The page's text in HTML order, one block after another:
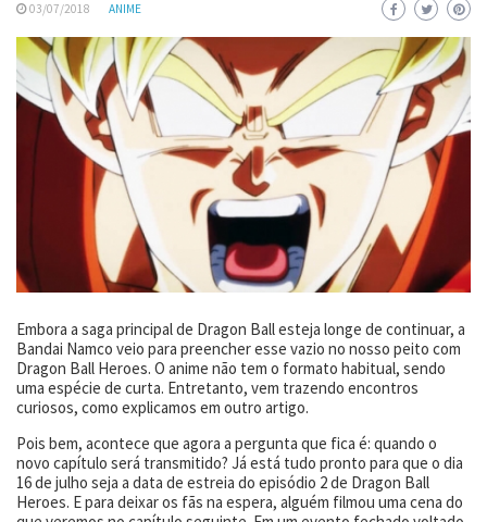
03/07/2018 ANIME
Embora a saga principal de Dragon Ball esteja longe de continuar, a
Bandai Namco veio para preencher esse vazio no nosso peito com
Dragon Ball Heroes. O anime não tem o formato habitual, sendo
uma espécie de curta. Entretanto, vem trazendo encontros
curiosos, como explicamos em outro artigo.
Pois bem, acontece que agora a pergunta que fica é: quando o
novo capítulo será transmitido? Já está tudo pronto para que o dia
16 de julho seja a data de estreia do episódio 2 de Dragon Ball
Heroes. E para deixar os fãs na espera, alguém filmou uma cena do